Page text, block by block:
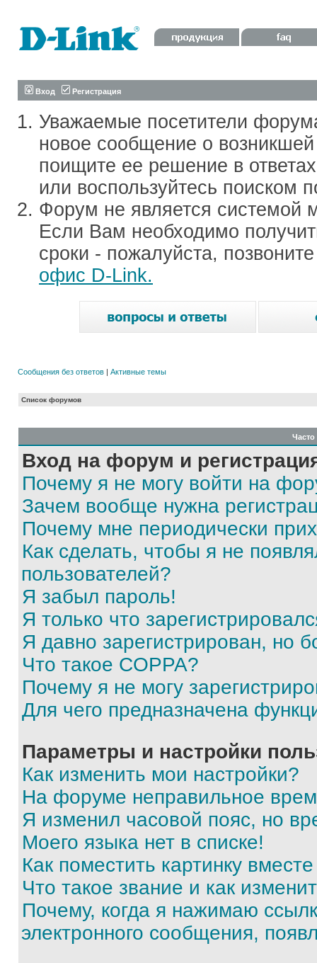
Вход Регистрация
Уважаемые посетители
новое сообщение о
поищите ее решение в
или воспользуйтесь поиском
Форум не является системой
Если Вам необходимо
сроки - пожалуйста,
офис D-Link.
Сообщения без ответов | Активные темы
Список форумов
Вход на форум и
Почему я не могу войти на
Зачем вообще нужна
Почему мне периодически
Как сделать, чтобы я не
пользователей?
Я забыл пароль!
Я только что
Я давно зарегистрирован, но
Что такое COPPA?
Почему я не могу
Для чего предназначена
Параметры и настройки
Как изменить мои настройки?
На форуме неправильное
Я изменил часовой пояс, но
Моего языка нет в списке!
Как поместить картинку
Что такое звание и как
Почему, когда я нажимаю
электронного сообщения,